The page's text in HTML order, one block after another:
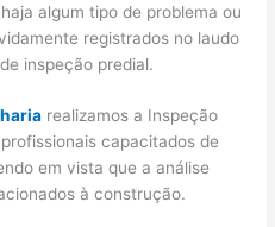
algum tipo de problema ou
registrados no laudo
inspeção predial.
realizamos a Inspeção
capacitados de
em vista que a análise
à construção.